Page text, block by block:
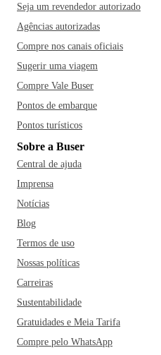
Seja um revendedor autorizado
Agências autorizadas
Compre nos canais oficiais
Sugerir uma viagem
Compre Vale Buser
Pontos de embarque
Pontos turísticos
Sobre a Buser
Central de ajuda
Imprensa
Notícias
Blog
Termos de uso
Nossas políticas
Carreiras
Sustentabilidade
Gratuidades e Meia Tarifa
Compre pelo WhatsApp